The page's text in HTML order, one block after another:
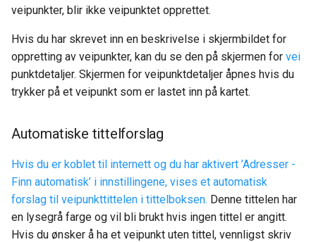
veipunkter, blir ikke veipunktet opprettet.
Hvis du har skrevet inn en beskrivelse i skjermbildet for
oppretting av veipunkter, kan du se den på skjermen for vei
punktdetaljer. Skjermen for veipunktdetaljer åpnes hvis du
trykker på et veipunkt som er lastet inn på kartet.
Automatiske tittelforslag
Hvis du er koblet til internett og du har aktivert ’Adresser -
Finn automatisk’ i innstillingene, vises et automatisk
forslag til veipunkttittelen i tittelboksen. Denne tittelen har
en lysegrå farge og vil bli brukt hvis ingen tittel er angitt.
Hvis du ønsker å ha et veipunkt uten tittel, vennligst skriv